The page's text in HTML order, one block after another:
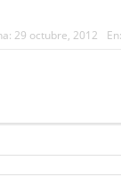
29 octubre, 2012 En: